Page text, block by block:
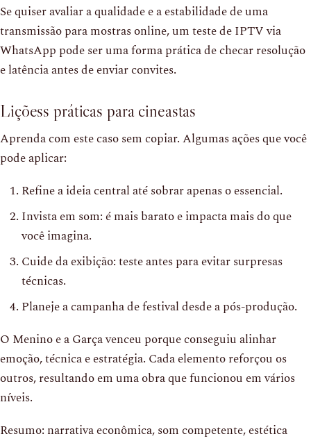
Se quiser avaliar a qualidade e a estabilidade de uma
transmissão para mostras online, um teste de IPTV via
WhatsApp pode ser uma forma prática de checar resolução
e latência antes de enviar convites.
Liçõess práticas para cineastas
Aprenda com este caso sem copiar. Algumas ações que você
pode aplicar:
Refine a ideia central até sobrar apenas o essencial.
Invista em som: é mais barato e impacta mais do que
você imagina.
Cuide da exibição: teste antes para evitar surpresas
técnicas.
Planeje a campanha de festival desde a pós-produção.
O Menino e a Garça venceu porque conseguiu alinhar
emoção, técnica e estratégia. Cada elemento reforçou os
outros, resultando em uma obra que funcionou em vários
níveis.
Resumo: narrativa econômica, som competente, estética